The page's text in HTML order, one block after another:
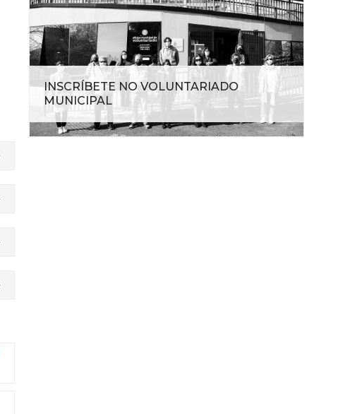
INSCRÍBETE NO VOLUNTARIADO
MUNICIPAL